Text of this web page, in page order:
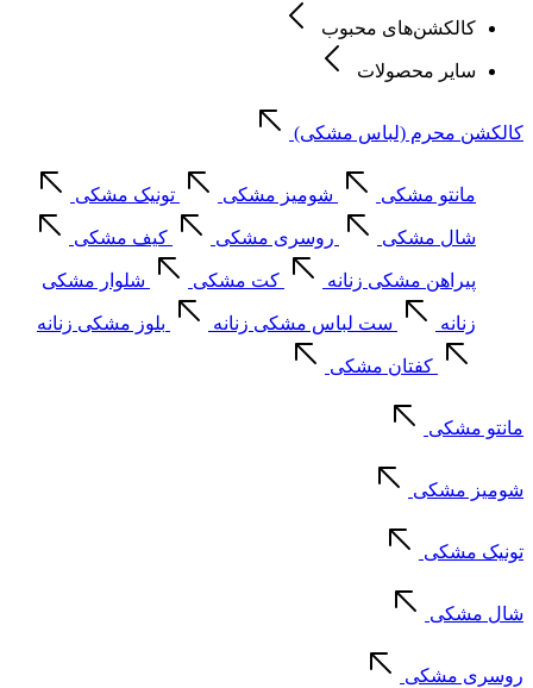
کالکشن‌های محبوب
سایر محصولات
کالکشن محرم (لباس مشکی)
مانتو مشکی شومیز مشکی تونیک مشکی
شال مشکی روسری مشکی کیف مشکی
پیراهن مشکی زنانه کت مشکی شلوار مشکی
زنانه ست لباس مشکی زنانه بلوز مشکی زنانه
کفتان مشکی
مانتو مشکی
شومیز مشکی
تونیک مشکی
شال مشکی
روسری مشکی